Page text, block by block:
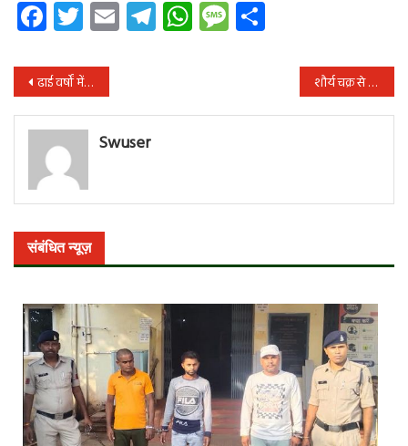
Facebook
Twitter
EmailTelegram
WhatsApp
Message
पोस्ट
नेविगेशन
ढाई वर्षों में प्रदेश के स्वास्थ्य सेवाओं में हुए व्यापक विस्तार से स्वास्थ्य सेवाएं हुई सुदृढ़ : मुख्यमंत्री साय शौर्य चक्र से सम्मानित वीर जवानों से मिले उप मुख्यमंत्री विजय शर्मा
Swuser
संबंधित न्यूज़